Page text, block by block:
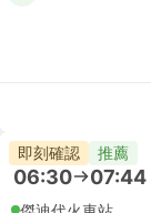
即刻確認 推薦
06:30 07:44